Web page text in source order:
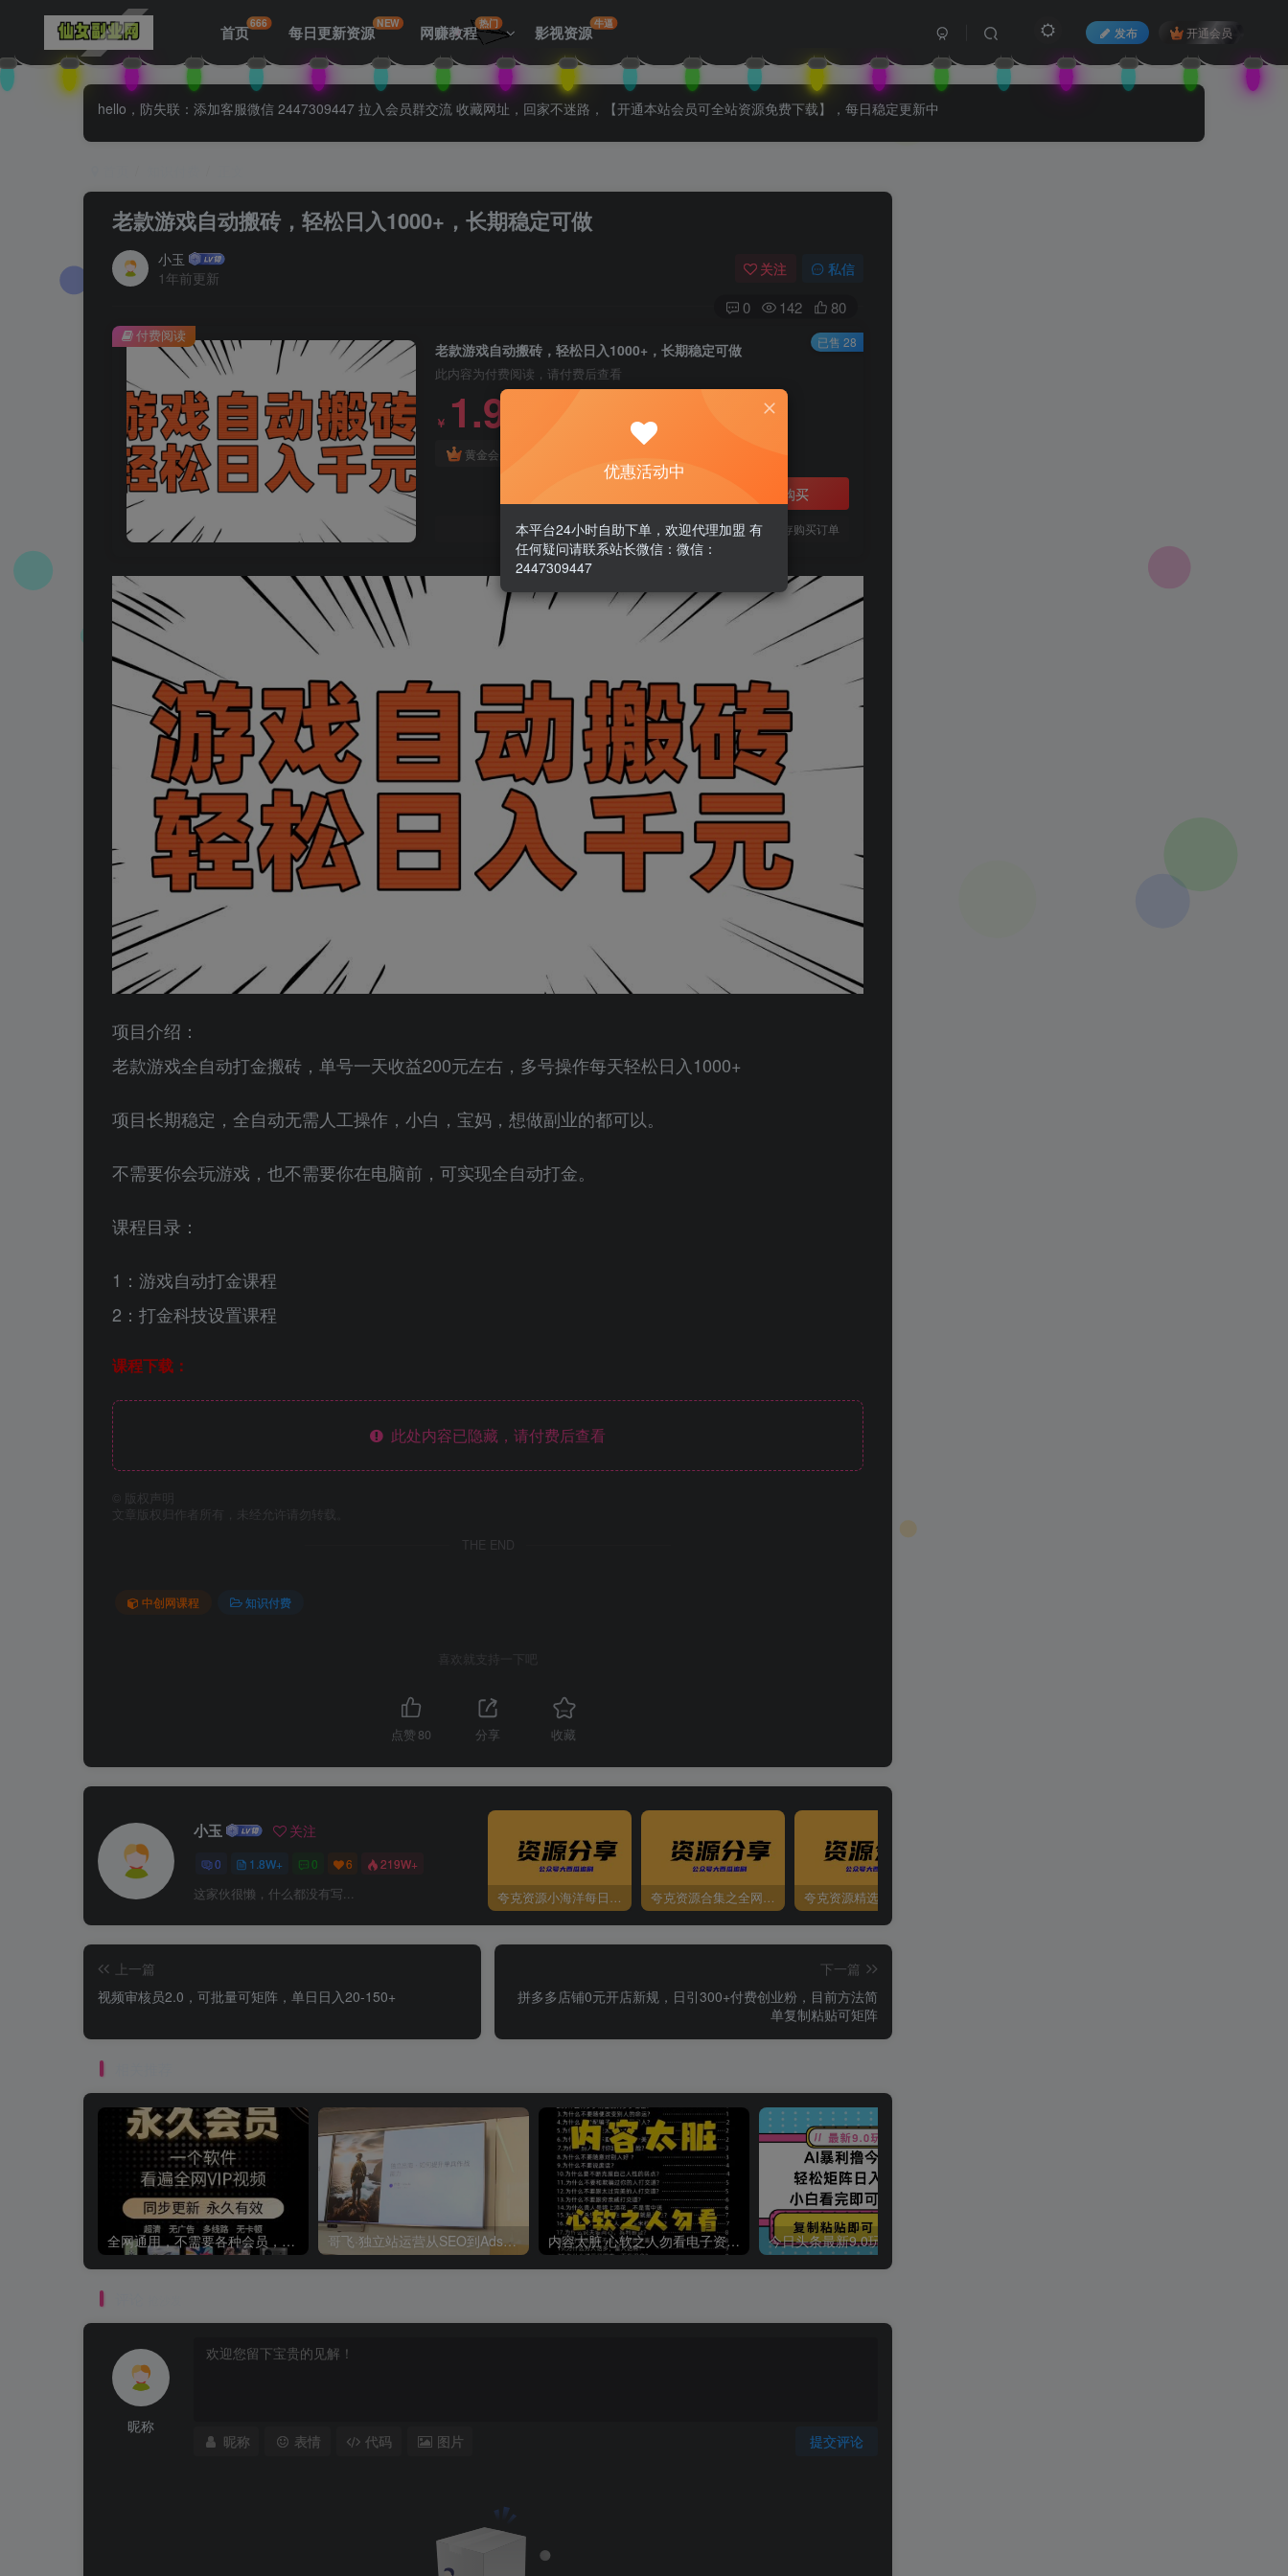
首页666 每日更新资源NEW 网赚教程热门 影视资源牛逼
发布 开通会员
hello，防失联：添加客服微信 2447309447 拉入会员群交流 收藏网址，回家不迷路，【开通本站会员可全站资源免费下载】，每日稳定更新中
老款游戏自动搬砖，轻松日入1000+，长期稳定可做
小玉
1年前更新
关注 私信
0 142 80
老款游戏自动搬砖，轻松日入1000+，长期稳定可做
此内容为付费阅读，请付费后查看
￥ 1.99
黄金会员
立即购买
您当前未登录！建议登陆后购买，可保存购买订单
付费阅读 已售 28
项目介绍：
老款游戏全自动打金搬砖，单号一天收益200元左右，多号操作每天轻松日入1000+
项目长期稳定，全自动无需人工操作，小白，宝妈，想做副业的都可以。
不需要你会玩游戏，也不需要你在电脑前，可实现全自动打金。
课程目录：
1：游戏自动打金课程
2：打金科技设置课程
课程下载：
此处内容已隐藏，请付费后查看
版权声明
文章版权归作者所有，未经允许请勿转载。
THE END
中创网课程 知识付费
喜欢就支持一下吧
点赞 80 分享 收藏
小玉 关注
0 1.8W+ 0 6 219W+
这家伙很懒，什么都没有写... 夸克资源小海洋每日更新资源大汇总（持续更新） 夸克资源合集之全网影视 夸克资源精选资源
上一篇
视频审核员2.0，可批量可矩阵，单日日入20-150+
下一篇
拼多多店铺0元开店新规，日引300+付费创业粉，目前方法简
单复制粘贴可矩阵
全网通用，不需要各种会员，再也不缺电影看！！ 哥飞·独立站运营从SEO到Adsense全方位攻略 内容太脏 心软之人勿看电子资料pdf
昵称
提交评论
昵称 表情 代码 图片
优惠活动中
本平台24小时自助下单，欢迎代理加盟 有
任何疑问请联系站长微信：微信：
2447309447